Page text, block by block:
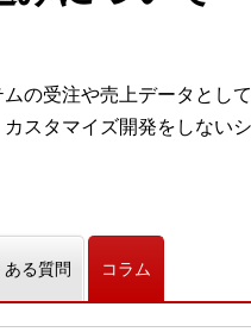
の受注や売上データとし
スタマイズ開発をしない
ある質問 コラム